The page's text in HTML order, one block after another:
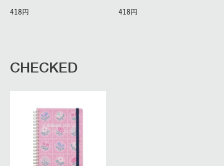
418 418
CHECKED